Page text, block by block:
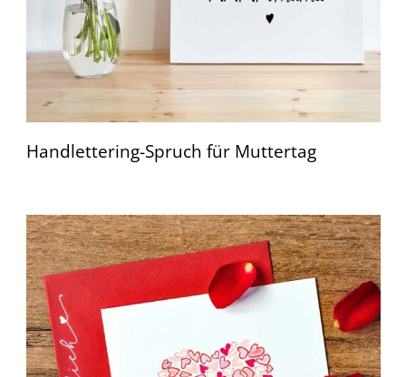
Handlettering-Spruch für Muttertag